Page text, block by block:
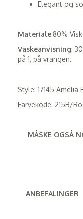
Elegant og
Materiale:80%
Vaskeanvisning:
på 1, på vrangen.
Style: 17145 Amelia
Farvekode: 215B/
MÅSKE OGSÅ
ANBEFALINGER